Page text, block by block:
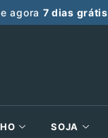
agora 7 dias grátis
SOJA